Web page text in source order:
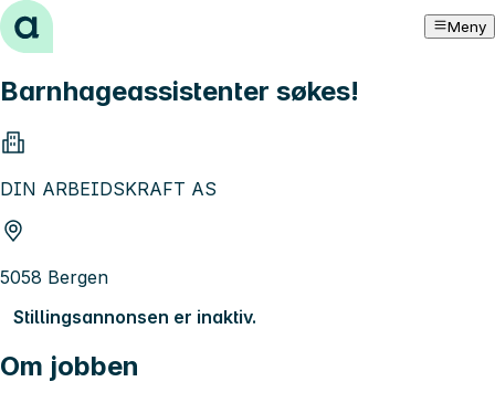
Hopp til innhold Meny
Barnhageassistenter søkes!
DIN ARBEIDSKRAFT AS
5058 Bergen
Stillingsannonsen er inaktiv.
Om jobben